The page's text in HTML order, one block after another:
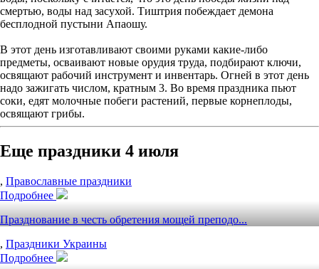
смертью, воды над засухой. Тиштрия побеждает демона
бесплодной пустыни Апаошу.
В этот день изготавливают своими руками какие-либо
предметы, осваивают новые орудия труда, подбирают ключи,
освящают рабочий инструмент и инвентарь. Огней в этот день
надо зажигать числом, кратным 3. Во время праздника пьют
соки, едят молочные побеги растений, первые корнеплоды,
освящают грибы.
Еще праздники 4 июля
, Православные праздники
Подробнее
Празднование в честь обретения мощей преподо...
, Праздники Украины
Подробнее